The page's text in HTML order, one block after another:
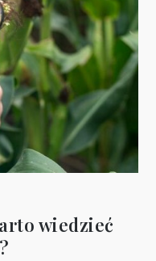
wiedzieć